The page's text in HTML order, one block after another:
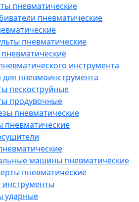
пневматические
пневматические
пневматические
инструмента
для пневмоинструмента
пескоструйные
продувочные
пневматические
пневматические
машины пневматические
пневматические
ударные